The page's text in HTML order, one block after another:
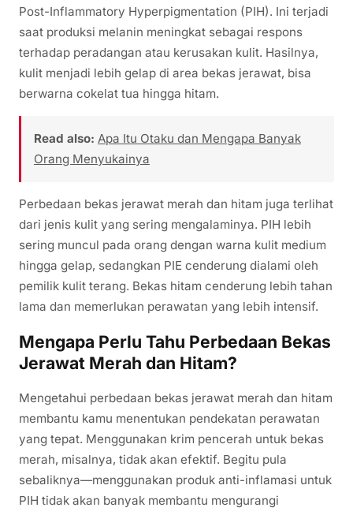
Post-Inflammatory Hyperpigmentation (PIH). Ini terjadi
saat produksi melanin meningkat sebagai respons
terhadap peradangan atau kerusakan kulit. Hasilnya,
kulit menjadi lebih gelap di area bekas jerawat, bisa
berwarna cokelat tua hingga hitam.
Read also: Apa Itu Otaku dan Mengapa Banyak
Orang Menyukainya
Perbedaan bekas jerawat merah dan hitam juga terlihat
dari jenis kulit yang sering mengalaminya. PIH lebih
sering muncul pada orang dengan warna kulit medium
hingga gelap, sedangkan PIE cenderung dialami oleh
pemilik kulit terang. Bekas hitam cenderung lebih tahan
lama dan memerlukan perawatan yang lebih intensif.
Mengapa Perlu Tahu Perbedaan Bekas
Jerawat Merah dan Hitam?
Mengetahui perbedaan bekas jerawat merah dan hitam
membantu kamu menentukan pendekatan perawatan
yang tepat. Menggunakan krim pencerah untuk bekas
merah, misalnya, tidak akan efektif. Begitu pula
sebaliknya—menggunakan produk anti-inflamasi untuk
PIH tidak akan banyak membantu mengurangi